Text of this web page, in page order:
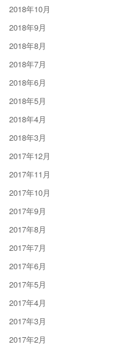
2018年10月
2018年9月
2018年8月
2018年7月
2018年6月
2018年5月
2018年4月
2018年3月
2017年12月
2017年11月
2017年10月
2017年9月
2017年8月
2017年7月
2017年6月
2017年5月
2017年4月
2017年3月
2017年2月